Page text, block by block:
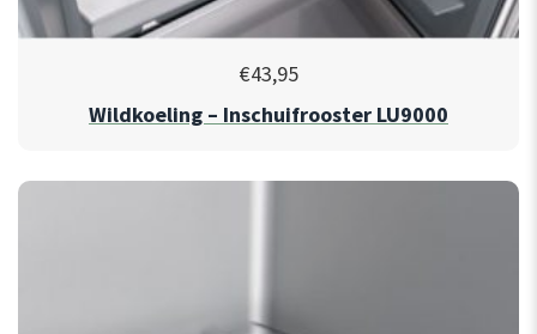
€43,95
Wildkoeling – Inschuifrooster LU9000